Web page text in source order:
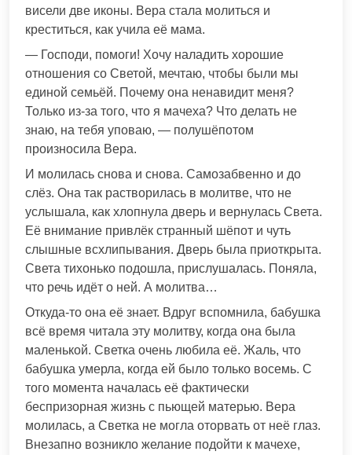
висели две иконы. Вера стала молиться и
креститься, как учила её мама.
— Господи, помоги! Хочу наладить хорошие
отношения со Светой, мечтаю, чтобы были мы
единой семьёй. Почему она ненавидит меня?
Только из-за того, что я мачеха? Что делать не
знаю, на тебя уповаю, — полушёпотом
произносила Вера.
И молилась снова и снова. Самозабвенно и до
слёз. Она так растворилась в молитве, что не
услышала, как хлопнула дверь и вернулась Света.
Её внимание привлёк странный шёпот и чуть
слышные всхлипывания. Дверь была приоткрыта.
Света тихонько подошла, прислушалась. Поняла,
что речь идёт о ней. А молитва…
Откуда-то она её знает. Вдруг вспомнила, бабушка
всё время читала эту молитву, когда она была
маленькой. Светка очень любила её. Жаль, что
бабушка умерла, когда ей было только восемь. С
того момента началась её фактически
беспризорная жизнь с пьющей матерью. Вера
молилась, а Светка не могла оторвать от неё глаз.
Внезапно возникло желание подойти к мачехе,